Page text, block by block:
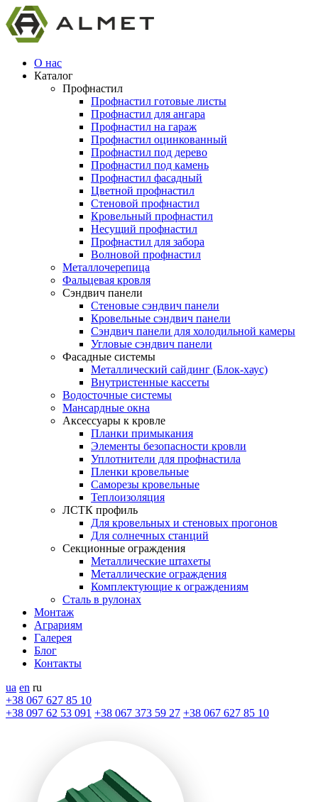
О нас
Каталог
Профнастил
Профнастил готовые листы
Профнастил для ангара
Профнастил на гараж
Профнастил оцинкованный
Профнастил под дерево
Профнастил под камень
Профнастил фасадный
Цветной профнастил
Стеновой профнастил
Кровельный профнастил
Несущий профнастил
Профнастил для забора
Волновой профнастил
Металлочерепица
Фальцевая кровля
Сэндвич панели
Стеновые сэндвич панели
Кровельные сэндвич панели
Сэндвич панели для холодильной камеры
Угловые сэндвич панели
Фасадные системы
Металлический сайдинг (Блок-хаус)
Внутристенные кассеты
Водосточные системы
Мансардные окна
Аксессуары к кровле
Планки примыкания
Элементы безопасности кровли
Уплотнители для профнастила
Пленки кровельные
Саморезы кровельные
Теплоизоляция
ЛСТК профиль
Для кровельных и стеновых прогонов
Для солнечных станций
Секционные ограждения
Металлические штахеты
Металлические ограждения
Комплектующие к ограждениям
Сталь в рулонах
Монтаж
Аграриям
Галерея
Блог
Контакты
ua en ru
+38 067 627 85 10
+38 097 62 53 091 +38 067 373 59 27 +38 067 627 85 10